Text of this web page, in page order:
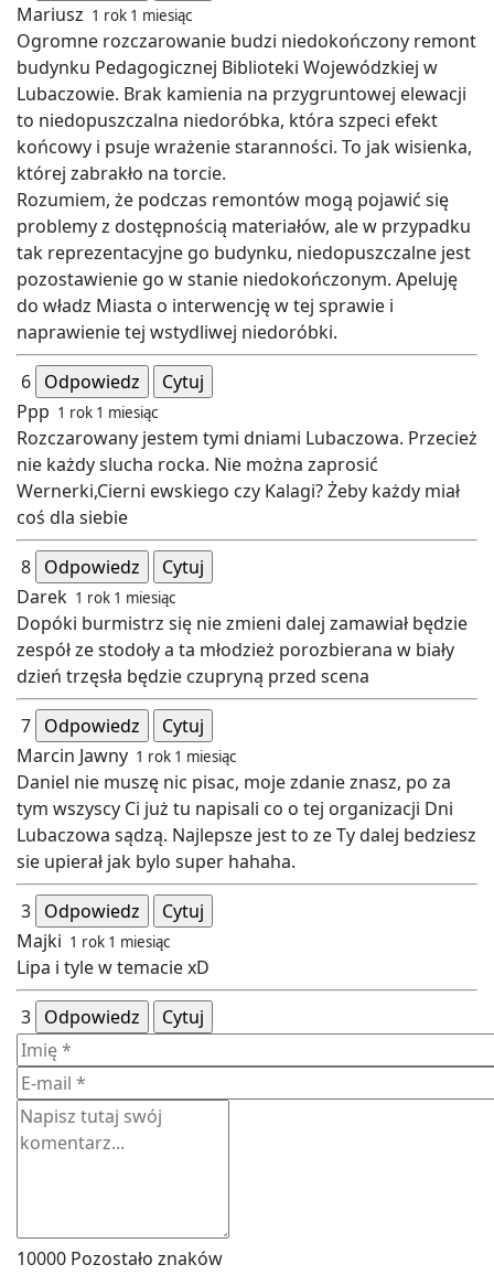
Mariusz 1 rok 1 miesiąc
Ogromne rozczarowanie budzi niedokończony remont
budynku Pedagogicznej Biblioteki Wojewódzkiej w
Lubaczowie. Brak kamienia na przygruntowej elewacji
to niedopuszczalna niedoróbka, która szpeci efekt
końcowy i psuje wrażenie staranności. To jak wisienka,
której zabrakło na torcie.
Rozumiem, że podczas remontów mogą pojawić się
problemy z dostępnością materiałów, ale w przypadku
tak reprezentacyjne go budynku, niedopuszczalne jest
pozostawienie go w stanie niedokończonym. Apeluję
do władz Miasta o interwencję w tej sprawie i
naprawienie tej wstydliwej niedoróbki.
6 Odpowiedz
Cytuj
Ppp 1 rok 1 miesiąc
Rozczarowany jestem tymi dniami Lubaczowa. Przecież
nie każdy slucha rocka. Nie można zaprosić
Wernerki,Cierni ewskiego czy Kalagi? Żeby każdy miał
coś dla siebie
8 Odpowiedz
Cytuj
Darek 1 rok 1 miesiąc
Dopóki burmistrz się nie zmieni dalej zamawiał będzie
zespół ze stodoły a ta młodzież porozbierana w biały
dzień trzęsła będzie czupryną przed scena
7 Odpowiedz
Cytuj
Marcin Jawny 1 rok 1 miesiąc
Daniel nie muszę nic pisac, moje zdanie znasz, po za
tym wszyscy Ci już tu napisali co o tej organizacji Dni
Lubaczowa sądzą. Najlepsze jest to ze Ty dalej bedziesz
sie upierał jak bylo super hahaha.
3 Odpowiedz
Cytuj
Majki 1 rok 1 miesiąc
Lipa i tyle w temacie xD
3 Odpowiedz Cytuj
10000 Pozostało znaków